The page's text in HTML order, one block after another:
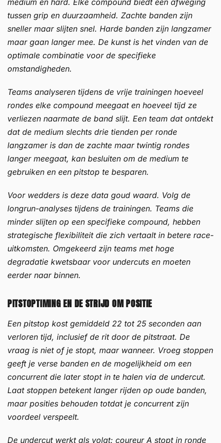
tussen grip en duurzaamheid. Zachte banden zijn
sneller maar slijten snel. Harde banden zijn langzamer
maar gaan langer mee. De kunst is het vinden van de
optimale combinatie voor de specifieke
omstandigheden.
Teams analyseren tijdens de vrije trainingen hoeveel
rondes elke compound meegaat en hoeveel tijd ze
verliezen naarmate de band slijt. Een team dat ontdekt
dat de medium slechts drie tienden per ronde
langzamer is dan de zachte maar twintig rondes
langer meegaat, kan besluiten om de medium te
gebruiken en een pitstop te besparen.
Voor wedders is deze data goud waard. Volg de
longrun-analyses tijdens de trainingen. Teams die
minder slijten op een specifieke compound, hebben
strategische flexibiliteit die zich vertaalt in betere race-
uitkomsten. Omgekeerd zijn teams met hoge
degradatie kwetsbaar voor undercuts en moeten
eerder naar binnen.
PITSTOPTIMING EN DE STRIJD OM POSITIE
Een pitstop kost gemiddeld 22 tot 25 seconden aan
verloren tijd, inclusief de rit door de pitstraat. De
vraag is niet of je stopt, maar wanneer. Vroeg stoppen
geeft je verse banden en de mogelijkheid om een
concurrent die later stopt in te halen via de undercut.
Laat stoppen betekent langer rijden op oude banden,
maar posities behouden totdat je concurrent zijn
voordeel verspeelt.
De undercut werkt als volgt: coureur A stopt in ronde